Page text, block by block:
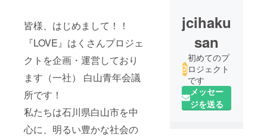
皆様、はじめまして！！
『LOVE』はくさんプロジェ
クトを企画・運営しており
ます（一社） 白山青年会議
所です！
私たちは石川県白山市を中
心に、明るい豊かな社会の
jcihaku
san
初めてのプ
ロジェクト
です
メッセー
ジを送る